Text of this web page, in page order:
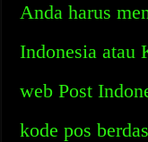
Anda harus
Indonesia atau
web Post
kode pos